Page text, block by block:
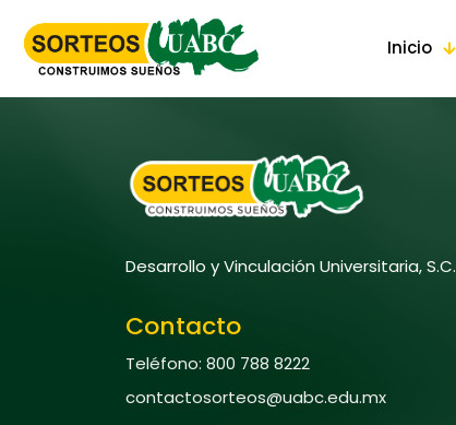
Inicio
Desarrollo y Vinculación Universitaria, S.C.
Contacto
Teléfono: 800 788 8222
contactosorteos@uabc.edu.mx